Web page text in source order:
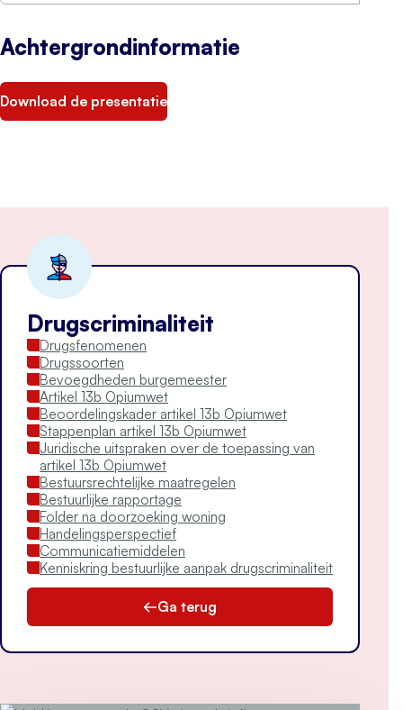
Achtergrondinformatie
Download de presentatie
Drugscriminaliteit
Drugsfenomenen
Drugssoorten
Bevoegdheden burgemeester
Artikel 13b Opiumwet
Beoordelingskader artikel 13b Opiumwet
Stappenplan artikel 13b Opiumwet
Juridische uitspraken over de toepassing van
artikel 13b Opiumwet
Bestuursrechtelijke maatregelen
Bestuurlijke rapportage
Folder na doorzoeking woning
Handelingsperspectief
Communicatiemiddelen
Kenniskring bestuurlijke aanpak drugscriminaliteit
Ga terug